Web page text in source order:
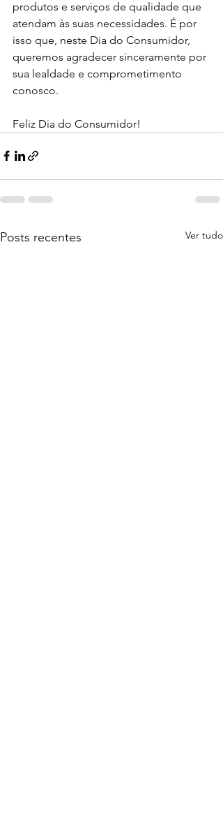
produtos e serviços de qualidade que
atendam às suas necessidades. É por
isso que, neste Dia do Consumidor,
queremos agradecer sinceramente por
sua lealdade e comprometimento
conosco.
Feliz Dia do Consumidor!
Posts recentes Ver tudo